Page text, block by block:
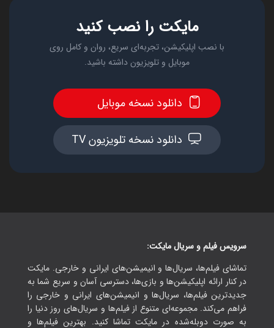
مایکت را نصب کنید
با نصب اپلیکیشن، تجربه‌ای سریع، روان و کامل روی
موبایل و تلویزیون داشته باشید.
دانلود نسخه موبایل
دانلود نسخه تلویزیون TV
سرویس فیلم و سریال مایکت:
تماشای فیلم‌ها، سریال‌ها و انیمیشن‌های ایرانی و خارجی. مایکت
در کنار ارائه اپلیکیشن‌ها و بازی‌ها، دسترسی آسان و سریع شما به
جدیدترین فیلم‌ها، سریال‌ها و انیمیشن‌های ایرانی و خارجی را
فراهم می‌کند. مجموعه‌ای متنوع از فیلم‌ها و سریال‌های روز دنیا را
به صورت دوبله‌شده در مایکت تماشا کنید. بهترین فیلم‌ها و